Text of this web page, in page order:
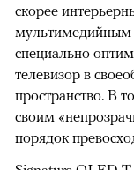
скорее
специально
телевизор в
пространство. В
своим
порядок